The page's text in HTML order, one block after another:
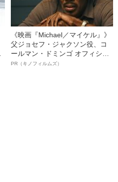
《映画『Michael／マイケル』》
父ジョセフ・ジャクソン役、コ
ールマン・ドミンゴ オフィシャ
ルインタビュー“観客を魅了した
PR（キノフィルムズ）